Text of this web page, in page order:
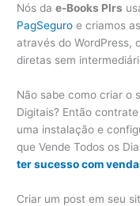
Nós dae-Books Plrs
PagSeguro e criamos
através do WordPress,
diretas sem
Não sabe como criar o
Digitais? Então
uma instalação e
que Vende Todos os
ter sucesso com
Criar um post em seu